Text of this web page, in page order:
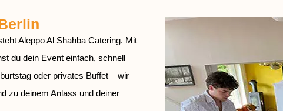
Aleppo Al Shahba Catering. Mit
du dein Event einfach, schnell
oder privates Buffet – wir
zu deinem Anlass und deiner